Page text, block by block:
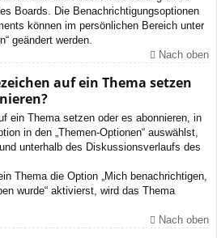
Boards. Die Benachrichtigungsoptionen
können im persönlichen Bereich unter
geändert werden.
Nach oben
auf ein Thema setzen
ein Thema setzen oder es abonnieren, in
in den „Themen-Optionen“ auswählst,
unterhalb des Diskussionsverlaufs des
Thema die Option „Mich benachrichtigen,
wurde“ aktivierst, wird das Thema
Nach oben